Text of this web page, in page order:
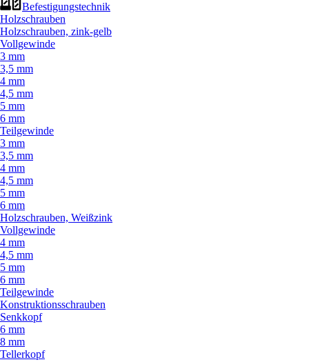
Befestigungstechnik
Holzschrauben
Holzschrauben, zink-gelb
Vollgewinde
3 mm
3,5 mm
4 mm
4,5 mm
5 mm
6 mm
Teilgewinde
3 mm
3,5 mm
4 mm
4,5 mm
5 mm
6 mm
Holzschrauben, Weißzink
Vollgewinde
4 mm
4,5 mm
5 mm
6 mm
Teilgewinde
Konstruktionsschrauben
Senkkopf
6 mm
8 mm
Tellerkopf